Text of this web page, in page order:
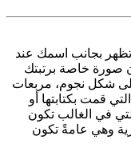
بجانب اسمك عند
صورة خاصة برتبتك
شكل نجوم، مربعات
قمت بكتابتها أو
في الغالب تكون
وهي عامةً تكون